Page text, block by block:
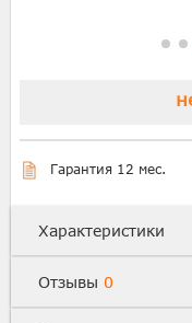
Гарантия 12 мес.
Характеристики
Отзывы 0